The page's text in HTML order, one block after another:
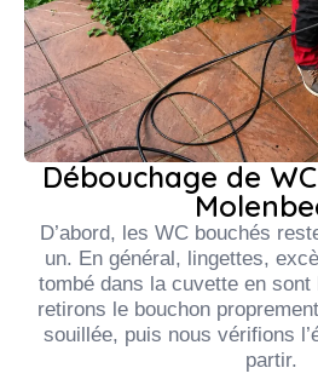
Débouchage de
D’abord, les WC bouchés
un. En général, lingettes,
tombé dans la cuvette en
retirons le bouchon
souillée, puis nous vérifions
partir.